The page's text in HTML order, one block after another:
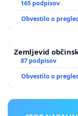
165 podpisov
Obvestilo o
Zemljevid
87 podpisov
Obvestilo o